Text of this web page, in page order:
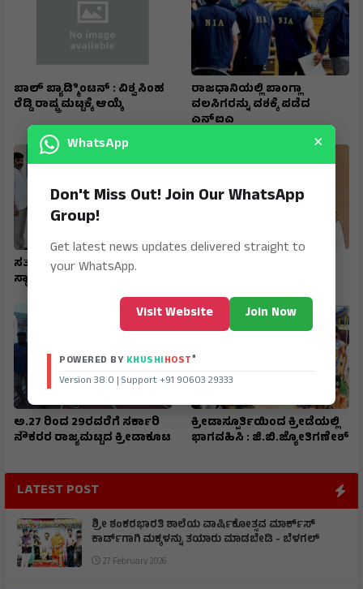
ಬಾಲ್ ಬ್ಯಾಡ್ಮಿಿಂಟನ್ : ವಿಶ್ವ ಸಿಂಹ
ರೆಡ್ಡಿ ರಾಷ್ಟ್ರ ಮಟ್ಟಕ್ಕೆ ಆಯ್ಕೆ
ರಾಜಧಾನಿಯಲ್ಲಿ ಬಾಂಗ್ಲಾ
ವಲಸಿಗರನ್ನು ವಶಕ್ಕೆ ಪಡೆದ
ಎನ್‌ಐಎ
ಸತತ 7ನೇ ಬಾರಿ ರಾಜ್ಯಕ್ಕೆ ದ್ವಿತೀಯ
ಸ್ಥಾನ ಪಡೆದು ರಾಷ್ಟ್ರಮಟ್ಟಕ್ಕೆ ಆಯ್ಕೆ
ಅ.27 ರಿಂದ 29ರವರೆಗೆ ಸರ್ಕಾರಿ
ನೌಕರರ ರಾಜ್ಯಮಟ್ಟದ ಕ್ರೀಡಾಕೂಟ
ಕ್ರೀಡಾಸ್ಪೂರ್ತಿಯಿಂದ ಕ್ರೀಡೆಯಲ್ಲಿ
ಭಾಗವಹಿಸಿ : ಜಿ.ಬಿ.ಜ್ಯೋತಿಗಣೇಶ್
LATEST POST
ಶ್ರೀ ಶಂಕರಭಾರತಿ ಶಾಲೆಯ ವಾರ್ಷಿಕೋತ್ಸವ ಮಾರ್ಕ್‌ಸ್‌
ಕಾರ್ಡ್‌ಗಾಗಿ ಮಕ್ಕಳನ್ನು ತಯಾರು ಮಾಡಬೇಡಿ - ಬೆಳಗಲ್
27 February 2026
WhatsApp ×
Don't Miss Out! Join Our WhatsApp
Group!
Get latest news updates delivered straight to
your WhatsApp.
Visit Website Join Now
POWERED BY KHUSHIHOST®
Version 38.0 | Support +91 90603 29333